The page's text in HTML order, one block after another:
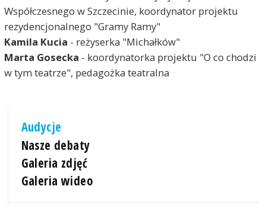
Współczesnego w Szczecinie, koordynator projektu
rezydencjonalnego "Gramy Ramy"
Kamila Kucia - reżyserka "Michałków"
Marta Gosecka - koordynatorka projektu "O co chodzi
w tym teatrze", pedagożka teatralna
Audycje
Nasze debaty
Galeria zdjęć
Galeria wideo